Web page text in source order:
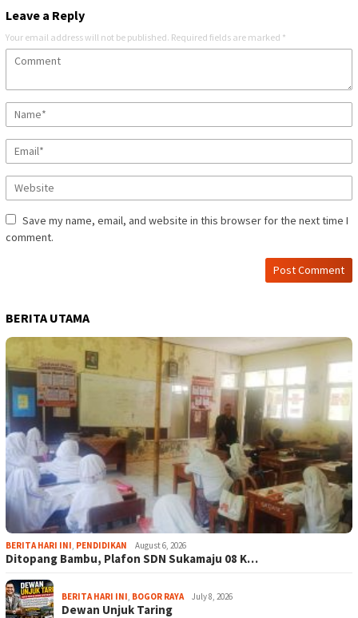
Leave a Reply
Your email address will not be published. Required fields are marked *
Save my name, email, and website in this browser for the next time I
comment.
BERITA UTAMA
BERITA HARI INI, PENDIDIKAN August 6, 2026
Ditopang Bambu, Plafon SDN Sukamaju 08 K…
BERITA HARI INI, BOGOR RAYA July 8, 2026
Dewan Unjuk Taring